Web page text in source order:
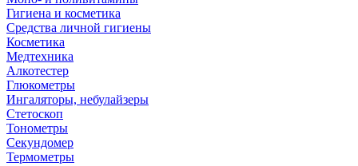
Гигиена и косметика
Средства личной гигиены
Косметика
Медтехника
Алкотестер
Глюкометры
Ингаляторы, небулайзеры
Стетоскоп
Тонометры
Секундомер
Термометры